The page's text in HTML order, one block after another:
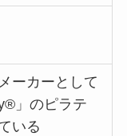
ーカーとして
」のピラテ
いる